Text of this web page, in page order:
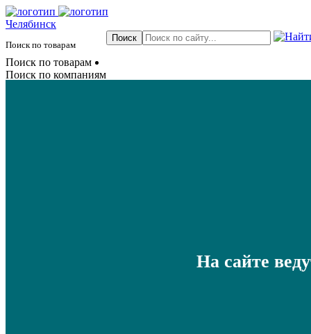
Челябинск
Поиск по товарам
Поиск по товарам
Поиск по компаниям
На сайте